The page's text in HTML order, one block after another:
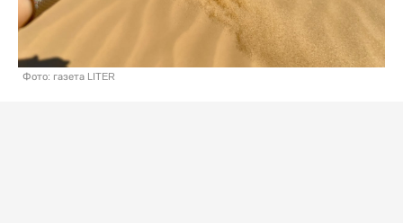
Фото: газета LITER